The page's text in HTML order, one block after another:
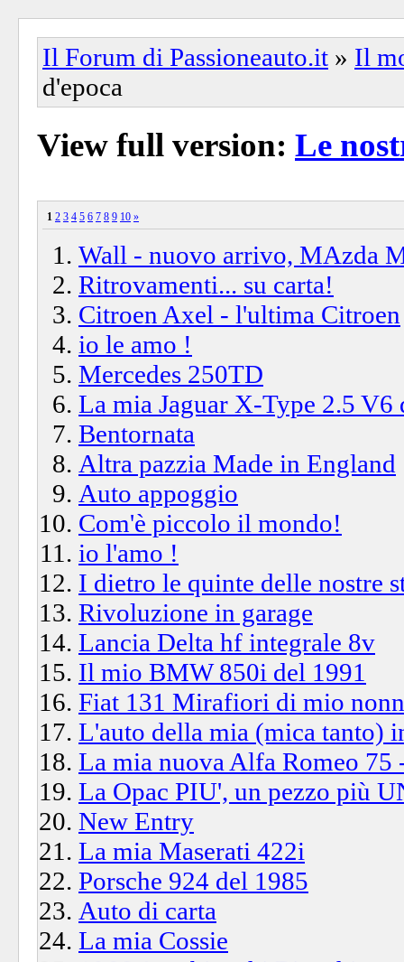
Il Forum di Passioneauto.it » Il
d'epoca
View full version: Le
1 2 3 4 5 6 7 8 9 10 »
Wall - nuovo arrivo, MAzda
Ritrovamenti... su carta!
Citroen Axel - l'ultima Citroen
io le amo !
Mercedes 250TD
La mia Jaguar X-Type 2.5 V6
Bentornata
Altra pazzia Made in England
Auto appoggio
Com'è piccolo il mondo!
io l'amo !
I dietro le quinte delle nostre
Rivoluzione in garage
Lancia Delta hf integrale 8v
Il mio BMW 850i del 1991
Fiat 131 Mirafiori di mio
L'auto della mia (mica tanto)
La mia nuova Alfa Romeo 75
La Opac PIU', un pezzo più
New Entry
La mia Maserati 422i
Porsche 924 del 1985
Auto di carta
La mia Cossie